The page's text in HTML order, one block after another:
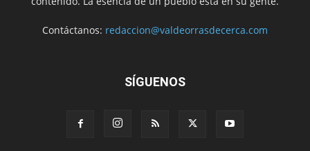
Contáctanos: redaccion@valdeorrasdecerca.com
SÍGUENOS